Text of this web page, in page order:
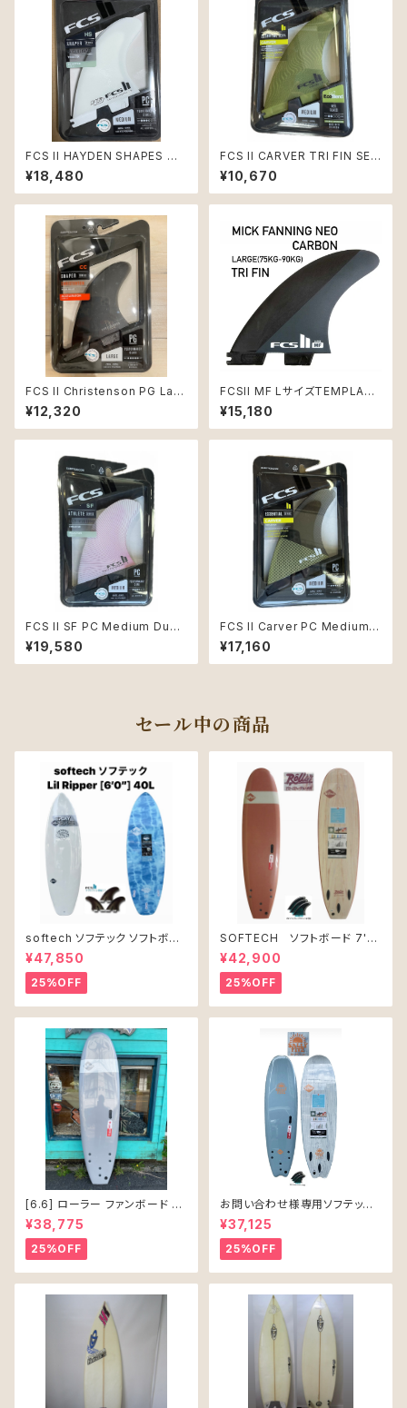
FCS II HAYDEN SHAPES M
サイズTRI FIN SET
¥18,480
FCS II CARVER TRI FIN SET
Mサイズ
¥10,670
FCS II Christenson PG Larg
e Black Quad Rear Retail F
ins
¥12,320
FCSII MF LサイズTEMPLATE
THRUSTER SETS Neo Car
bon 3本セット
¥15,180
FCS II SF PC Medium Dust
y Pink Tri Retail Fins
¥19,580
FCS II Carver PC Medium E
ucalyptus Tri Retail Fins
¥17,160
セール中の商品
softech ソフテック ソフトボー
ド Lil Ripper リル リッパー
[6’0”] 40L
¥47,850
25%OFF
SOFTECH ソフトボード 7'0"
ROLLER CLAY
¥42,900
25%OFF
[6.6] ローラー ファンボード ソ
フテック
¥38,775
25%OFF
お問い合わせ様専用ソフテック
SALLY シャリー 6’6 ソフトボー
ド 61L
¥37,125
25%OFF